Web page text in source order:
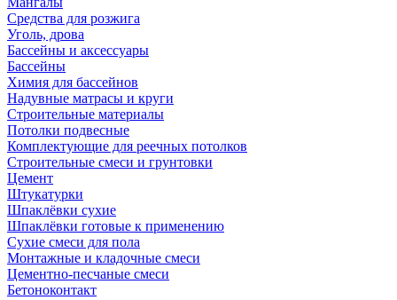
Средства для розжига
Уголь, дрова
Бассейны и аксессуары
Бассейны
Химия для бассейнов
Надувные матрасы и круги
Строительные материалы
Потолки подвесные
Комплектующие для реечных потолков
Строительные смеси и грунтовки
Цемент
Штукатурки
Шпаклёвки сухие
Шпаклёвки готовые к применению
Сухие смеси для пола
Монтажные и кладочные смеси
Цементно-песчаные смеси
Бетоноконтакт